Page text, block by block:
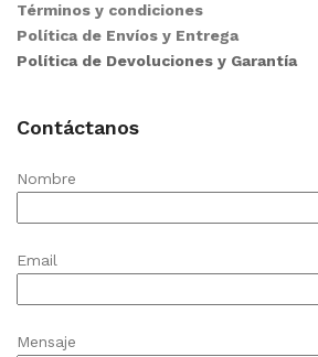
Términos y condiciones
Política de Envíos y Entrega
Política de Devoluciones y Garantía
Contáctanos
Nombre
Email
Mensaje